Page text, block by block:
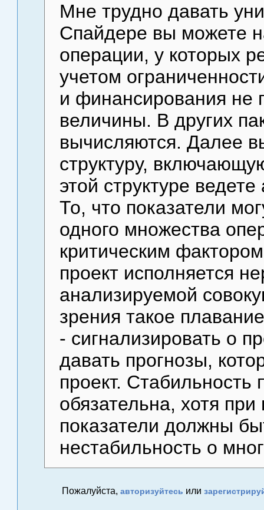
Мне трудно давать
Спайдере вы можете
операции, у которых
учетом
и финансирования не
величины. В других
вычисляются. Далее
структуру,
этой структуре
То, что показатели
одного множества
критическим
проект исполняется
анализируемой
зрения такое
- сигнализировать о
давать прогнозы,
проект. Стабильность
обязательна, хотя
показатели должны
нестабильность о
Пожалуйста, авторизуйтесь или